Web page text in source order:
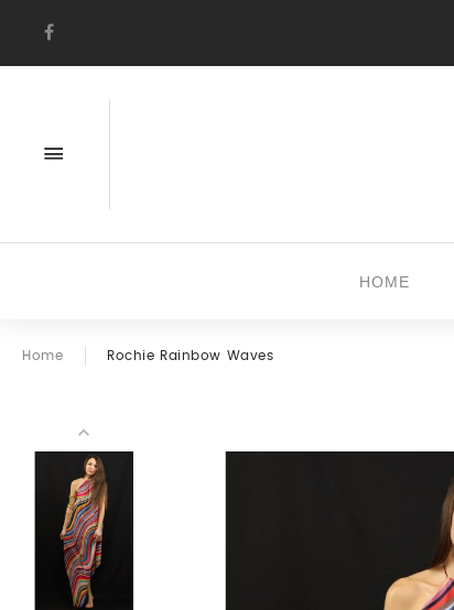
HOME
Home Rochie Rainbow Waves